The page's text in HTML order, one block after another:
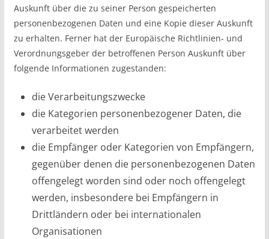
Auskunft über die zu seiner Person gespeicherten
personenbezogenen Daten und eine Kopie dieser Auskunft
zu erhalten. Ferner hat der Europäische Richtlinien- und
Verordnungsgeber der betroffenen Person Auskunft über
folgende Informationen zugestanden:
die Verarbeitungszwecke
die Kategorien personenbezogener Daten, die
verarbeitet werden
die Empfänger oder Kategorien von Empfängern,
gegenüber denen die personenbezogenen Daten
offengelegt worden sind oder noch offengelegt
werden, insbesondere bei Empfängern in
Drittländern oder bei internationalen
Organisationen